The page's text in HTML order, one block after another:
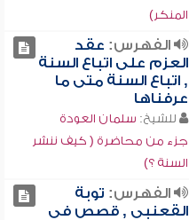
المنكر)
الفهرس: عقد
العزم على اتباع السنة
, اتباع السنة متى ما
عرفناها
للشيخ: سلمان العودة
جزء من محاضرة ( كيف ننشر
السنة ؟)
الفهرس: توبة
القعنبي , قصص في